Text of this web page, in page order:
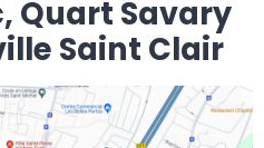
Quart Savary
Saint Clair